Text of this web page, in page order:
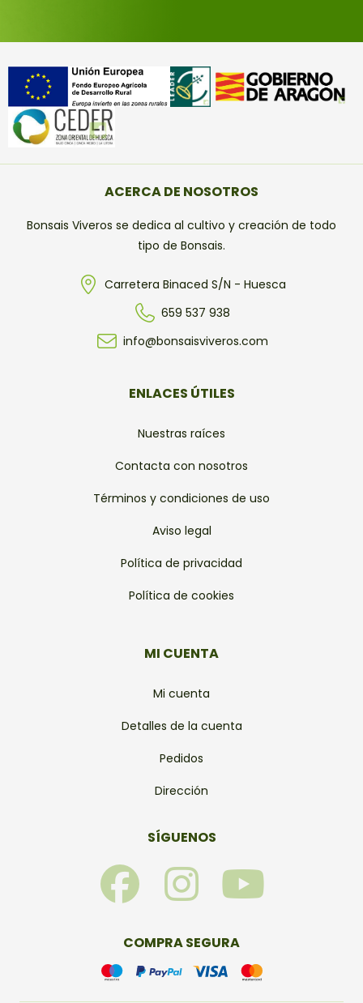
ACERCA DE NOSOTROS
Bonsais Viveros se dedica al cultivo y creación de todo
tipo de Bonsais.
Carretera Binaced S/N - Huesca
659 537 938
info@bonsaisviveros.com
ENLACES ÚTILES
Nuestras raíces
Contacta con nosotros
Términos y condiciones de uso
Aviso legal
Política de privacidad
Política de cookies
MI CUENTA
Mi cuenta
Detalles de la cuenta
Pedidos
Dirección
SÍGUENOS
F
a
c
I
n
s
Y
u
COMPRA SEGURA